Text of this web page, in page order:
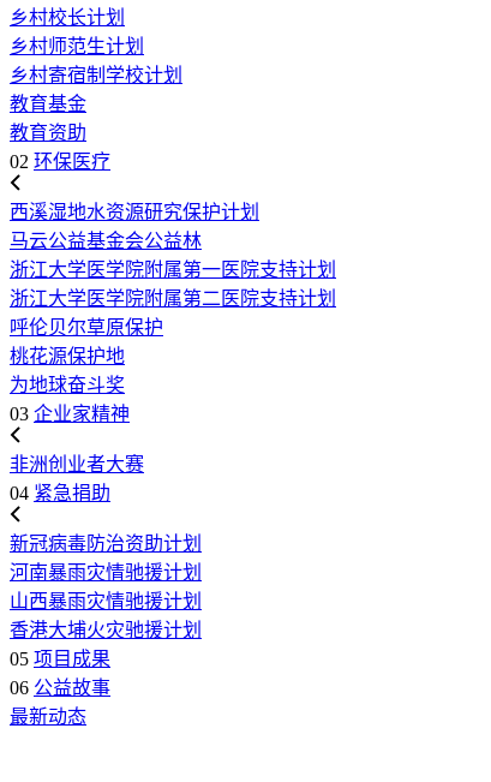
乡村校长计划
乡村师范生计划
乡村寄宿制学校计划
教育基金
教育资助
02 环保医疗
西溪湿地水资源研究保护计划
马云公益基金会公益林
浙江大学医学院附属第一医院支持计划
浙江大学医学院附属第二医院支持计划
呼伦贝尔草原保护
桃花源保护地
为地球奋斗奖
03 企业家精神
非洲创业者大赛
04 紧急捐助
新冠病毒防治资助计划
河南暴雨灾情驰援计划
山西暴雨灾情驰援计划
香港大埔火灾驰援计划
05 项目成果
06 公益故事
最新动态